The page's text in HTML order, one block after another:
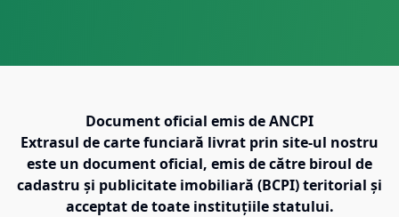
Document oficial emis de ANCPI
Extrasul de carte funciară livrat prin site-ul nostru
este un document oficial, emis de către biroul de
cadastru și publicitate imobiliară (BCPI) teritorial și
acceptat de toate instituțiile statului.